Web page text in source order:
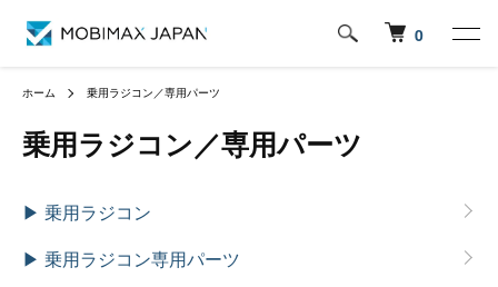
0
ホーム 乗用ラジコン／専用パーツ
乗用ラジコン／専用パーツ
カテゴリー一覧
▶ 乗用ラジコン
▶ 乗用ラジコン専用パーツ